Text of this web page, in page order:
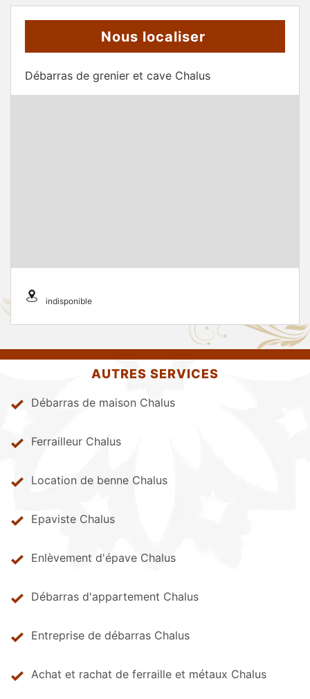
Nous localiser
Débarras de grenier et cave Chalus
indisponible
AUTRES SERVICES
Débarras de maison Chalus
Ferrailleur Chalus
Location de benne Chalus
Epaviste Chalus
Enlèvement d'épave Chalus
Débarras d'appartement Chalus
Entreprise de débarras Chalus
Achat et rachat de ferraille et métaux Chalus